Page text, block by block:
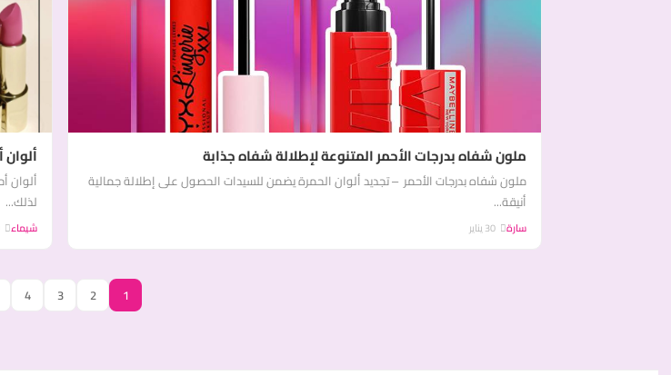
ملون شفاه بدرجات الأحمر المتنوعة لإطلالة شفاه جذابة
ملون شفاه بدرجات الأحمر – تجديد ألوان الحمرة يضمن للسيدات الحصول على إطلالة جمالية
أنيقة...
سارة
ألوان
لذلك...
شيماء
1
2
3
4